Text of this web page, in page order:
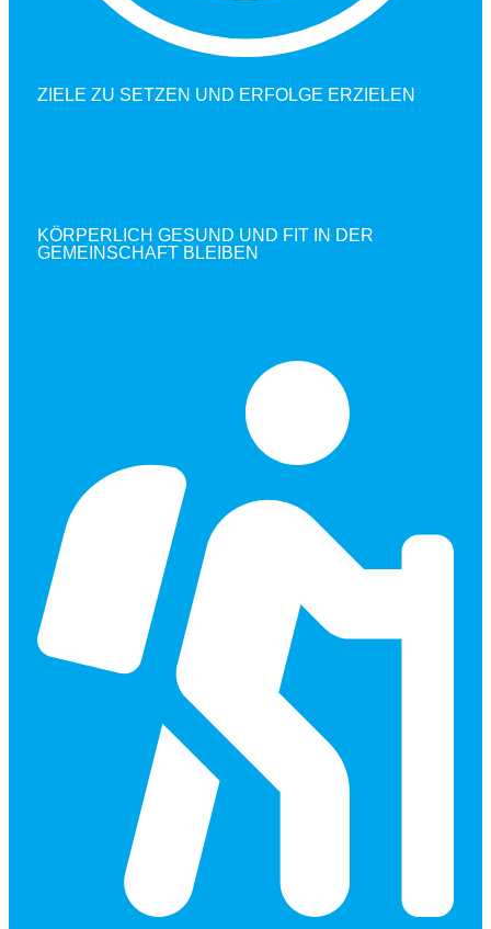
ZIELE ZU SETZEN UND ERFOLGE ERZIELEN
KÖRPERLICH GESUND UND FIT IN DER
GEMEINSCHAFT BLEIBEN